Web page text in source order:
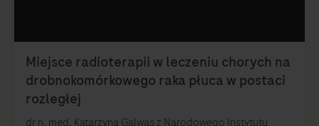
dr n. med. Katarzyna Galwas z Narodowego Instytutu